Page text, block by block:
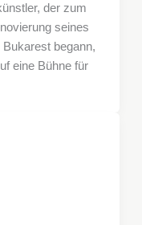
der zum
seines
begann,
eine Bühne für